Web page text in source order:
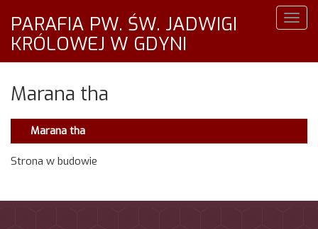
PARAFIA PW. ŚW. JADWIGI
KRÓLOWEJ W GDYNI
Marana tha
Marana tha
Strona w budowie